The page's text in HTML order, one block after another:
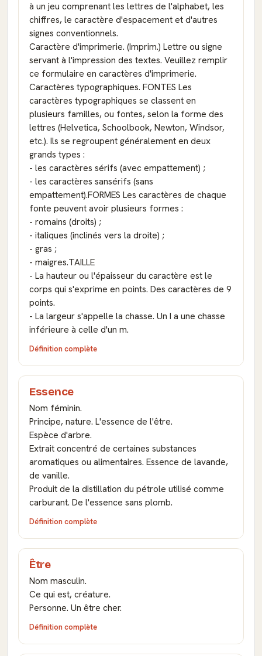
à un jeu comprenant les lettres de l'alphabet, les
chiffres, le caractère d'espacement et d'autres
signes conventionnels.
Caractère d'imprimerie. (Imprim.) Lettre ou signe
servant à l'impression des textes. Veuillez remplir
ce formulaire en caractères d'imprimerie.
Caractères typographiques. FONTES Les
caractères typographiques se classent en
plusieurs familles, ou fontes, selon la forme des
lettres (Helvetica, Schoolbook, Newton, Windsor,
etc.). Ils se regroupent généralement en deux
grands types :
- les caractères sérifs (avec empattement) ;
- les caractères sansérifs (sans
empattement).FORMES Les caractères de chaque
fonte peuvent avoir plusieurs formes :
- romains (droits) ;
- italiques (inclinés vers la droite) ;
- gras ;
- maigres.TAILLE
- La hauteur ou l'épaisseur du caractère est le
corps qui s'exprime en points. Des caractères de 9
points.
- La largeur s'appelle la chasse. Un I a une chasse
inférieure à celle d'un m.
Définition complète
Essence
Nom féminin.
Principe, nature. L'essence de l'être.
Espèce d'arbre.
Extrait concentré de certaines substances
aromatiques ou alimentaires. Essence de lavande,
de vanille.
Produit de la distillation du pétrole utilisé comme
carburant. De l'essence sans plomb.
Définition complète
Être
Nom masculin.
Ce qui est, créature.
Personne. Un être cher.
Définition complète